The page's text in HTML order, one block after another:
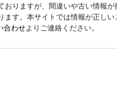
りますが、間違いや古い情報
ます。本サイトでは情報が正し
合わせよりご連絡ください。